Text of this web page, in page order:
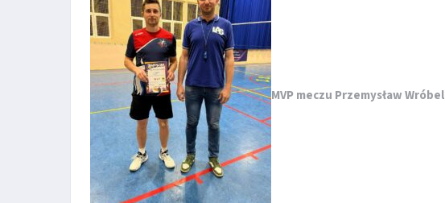
MVP meczu Przemysław Wróbel